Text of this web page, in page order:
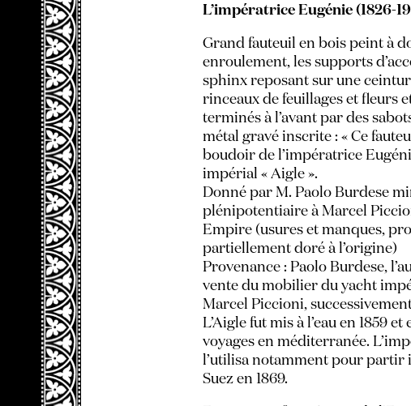
L’impératrice Eugénie (1826-
Grand fauteuil en bois peint à
enroulement, les supports
sphinx reposant sur une
rinceaux de feuillages et fleurs
terminés à l’avant par des
métal gravé inscrite : « Ce
boudoir de l’impératrice
impérial « Aigle ».
Donné par M. Paolo Burdese
plénipotentiaire à Marcel
Empire (usures et manques,
partiellement doré à l’origine)
Provenance : Paolo Burdese,
vente du mobilier du yacht
Marcel Piccioni,
L’Aigle fut mis à l’eau en 1859
voyages en méditerranée.
l’utilisa notamment pour partir
Suez en 1869.